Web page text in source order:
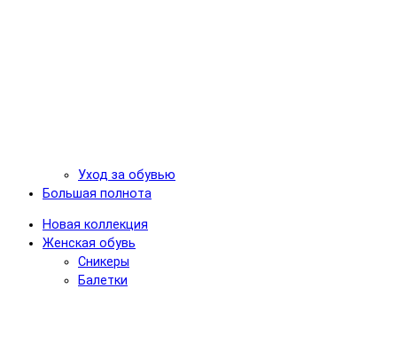
Уход за обувью
Большая полнота
Новая коллекция
Женская обувь
Сникеры
Балетки